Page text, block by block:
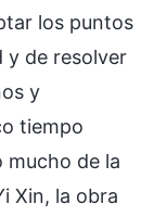
los puntos
y de resolver
y
tiempo
mucho de la
Xin, la obra